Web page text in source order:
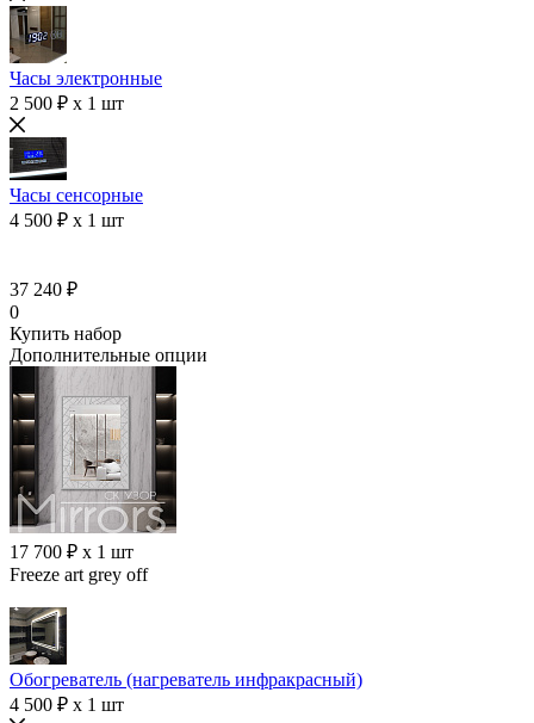
Часы электронные
2 500 ₽ x 1 шт
Часы сенсорные
4 500 ₽ x 1 шт
37 240 ₽
0
Купить набор
Дополнительные опции
17 700 ₽ x 1 шт
Freeze art grey off
Обогреватель (нагреватель инфракрасный)
4 500 ₽ x 1 шт